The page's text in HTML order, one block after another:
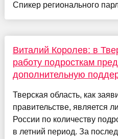
Спикер регионального
Виталий Королев: в
работу подросткам
дополнительную
Тверская область, как
правительстве, является
России по количеству
в летний период. За